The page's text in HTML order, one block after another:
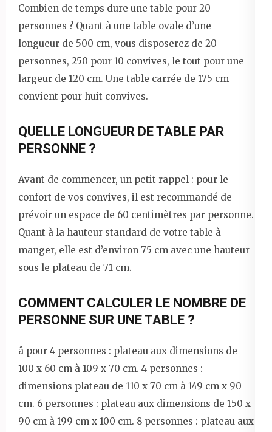
Combien de temps dure une table pour 20
personnes ? Quant à une table ovale d’une
longueur de 500 cm, vous disposerez de 20
personnes, 250 pour 10 convives, le tout pour une
largeur de 120 cm. Une table carrée de 175 cm
convient pour huit convives.
QUELLE LONGUEUR DE TABLE PAR
PERSONNE ?
Avant de commencer, un petit rappel : pour le
confort de vos convives, il est recommandé de
prévoir un espace de 60 centimètres par personne.
Quant à la hauteur standard de votre table à
manger, elle est d’environ 75 cm avec une hauteur
sous le plateau de 71 cm.
COMMENT CALCULER LE NOMBRE DE
PERSONNE SUR UNE TABLE ?
â pour 4 personnes : plateau aux dimensions de
100 x 60 cm à 109 x 70 cm. 4 personnes :
dimensions plateau de 110 x 70 cm à 149 cm x 90
cm. 6 personnes : plateau aux dimensions de 150 x
90 cm à 199 cm x 100 cm. 8 personnes : plateau aux